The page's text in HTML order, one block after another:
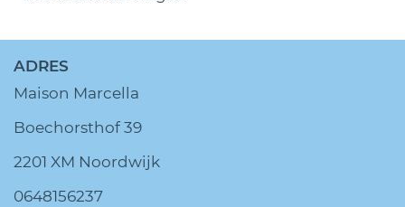
ADRES
Maison Marcella
Boechorsthof 39
2201 XM Noordwijk
0648156237